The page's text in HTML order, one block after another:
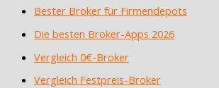
Bester Broker für Firmendepots
Die besten Broker-Apps 2026
Vergleich 0€-Broker
Vergleich Festpreis-Broker